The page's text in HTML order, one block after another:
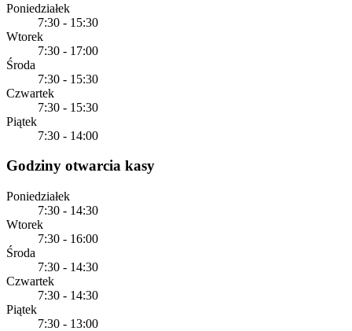
Poniedziałek
7:30 - 15:30
Wtorek
7:30 - 17:00
Środa
7:30 - 15:30
Czwartek
7:30 - 15:30
Piątek
7:30 - 14:00
Godziny otwarcia kasy
Poniedziałek
7:30 - 14:30
Wtorek
7:30 - 16:00
Środa
7:30 - 14:30
Czwartek
7:30 - 14:30
Piątek
7:30 - 13:00